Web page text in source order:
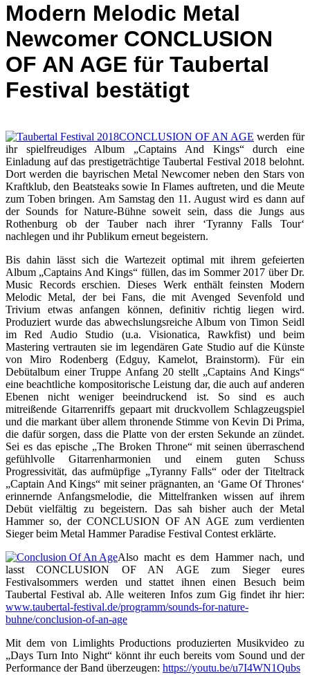
Modern Melodic Metal
Newcomer CONCLUSION
OF AN AGE für Taubertal
Festival bestätigt
CONCLUSION OF AN AGE werden für
ihr spielfreudiges Album „Captains And Kings“ durch eine
Einladung auf das prestigeträchtige Taubertal Festival 2018 belohnt.
Dort werden die bayrischen Metal Newcomer neben den Stars von
Kraftklub, den Beatsteaks sowie In Flames auftreten, und die Meute
zum Toben bringen. Am Samstag den 11. August wird es dann auf
der Sounds for Nature-Bühne soweit sein, dass die Jungs aus
Rothenburg ob der Tauber nach ihrer ‘Tyranny Falls Tour‘
nachlegen und ihr Publikum erneut begeistern.
Bis dahin lässt sich die Wartezeit optimal mit ihrem gefeierten
Album „Captains And Kings“ füllen, das im Sommer 2017 über Dr.
Music Records erschien. Dieses Werk enthält feinsten Modern
Melodic Metal, der bei Fans, die mit Avenged Sevenfold und
Trivium etwas anfangen können, definitiv richtig liegen wird.
Produziert wurde das abwechslungsreiche Album von Timon Seidl
im Red Audio Studio (u.a. Visionatica, Rawkfist) und beim
Mastering vertrauten sie im legendären Gate Studio auf die Künste
von Miro Rodenberg (Edguy, Kamelot, Brainstorm). Für ein
Debütalbum einer Truppe Anfang 20 stellt „Captains And Kings“
eine beachtliche kompositorische Leistung dar, die auch auf anderen
Ebenen nicht weniger beeindruckend ist. So sind es auch
mitreißende Gitarrenriffs gepaart mit druckvollem Schlagzeugspiel
und die markant über allem thronende Stimme von Kevin Di Prima,
die dafür sorgen, dass die Platte von der ersten Sekunde an zündet.
Sei es das epische „The Broken Throne“ mit seinen überraschend
gefühlvolle Gitarrenharmonien und einem guten Schuss
Progressivität, das aufmüpfige „Tyranny Falls“ oder der Titeltrack
„Captain And Kings“ mit seiner prägnanten, an ‘Game Of Thrones‘
erinnernde Anfangsmelodie, die Mittelfranken wissen auf ihrem
Debüt vielfältig zu begeistern. Das sah bisher auch der Metal
Hammer so, der CONCLUSION OF AN AGE zum verdienten
Sieger beim Metal Hammer Paradise Festival Contest erklärte.
Also macht es dem Hammer nach, und
lasst CONCLUSION OF AN AGE zum Sieger eures
Festivalsommers werden und stattet ihnen einen Besuch beim
Taubertal Festival ab. Alle weiteren Infos zum Gig findet ihr hier:
www.taubertal-festival.de/programm/sounds-for-nature-
buhne/conclusion-of-an-age
Mit dem von Limlights Productions produzierten Musikvideo zu
„Days Turn Into Night“ könnt ihr euch bereits vom Sound und der
Performance der Band überzeugen: https://youtu.be/u7I4WN1Qubs